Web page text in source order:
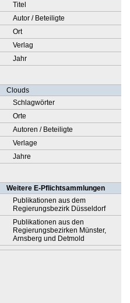
Titel
Autor / Beteiligte
Ort
Verlag
Jahr
Clouds
Schlagwörter
Orte
Autoren / Beteiligte
Verlage
Jahre
Weitere E-Pflichtsammlungen
Publikationen aus dem
Regierungsbezirk Düsseldorf
Publikationen aus den
Regierungsbezirken Münster,
Arnsberg und Detmold